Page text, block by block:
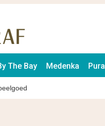
The Bay Medenka Pura